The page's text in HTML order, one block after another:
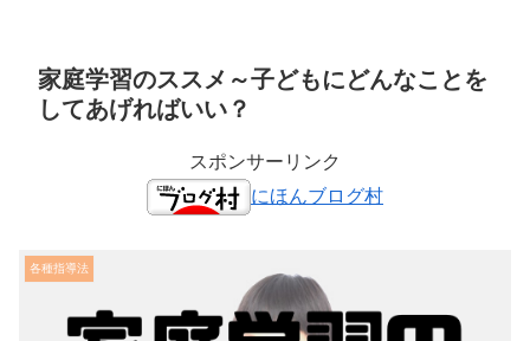
家庭学習のススメ～子どもにどんなことを
してあげればいい？
スポンサーリンク
にほんブログ村
各種指導法